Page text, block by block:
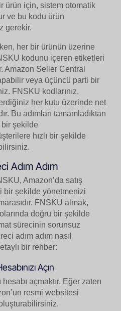
ürün için, sistem otomatik
ve bu kodu ürün
gerekir.
her bir ürünün üzerine
kodunu içeren etiketleri
Amazon Seller Central
veya üçüncü parti bir
FNSKU kodlarınız,
her kutu üzerinde net
Bu adımları tamamladıktan
şekilde
hızlı bir şekilde
Adım Adım
Amazon’da satış
bir şekilde yönetmenizi
FNSKU almak,
doğru bir şekilde
sürecinin sorunsuz
adım adım nasıl
bir rehber:
Açın
hesabı açmaktır. Eğer zaten
resmi websitesi